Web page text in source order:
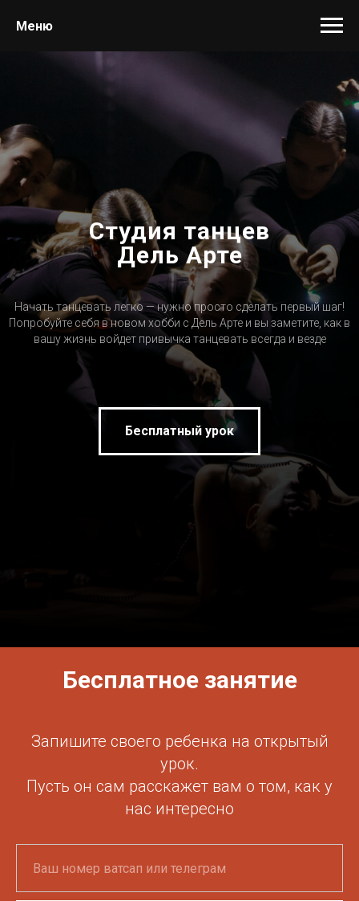
Меню
Студия танцев
Дель Арте
Начать танцевать легко — нужно просто сделать первый шаг!
Попробуйте себя в новом хобби с Дель Арте и вы заметите, как в
вашу жизнь войдет привычка танцевать всегда и везде
Бесплатный урок
Бесплатное занятие
Запишите своего ребенка на открытый
урок.
Пусть он сам расскажет вам о том, как у
нас интересно